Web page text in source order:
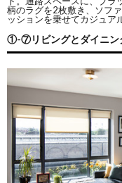
柄のラグを2枚敷き、ソフ
ッションを乗せてカジュア
①-⑦リビングとダイニン